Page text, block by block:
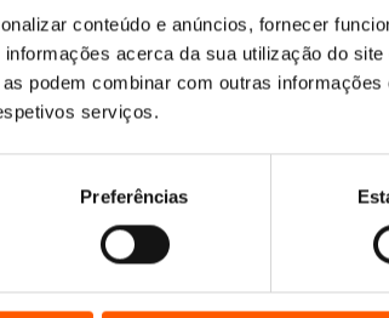
conteúdo e anúncios, fornecer
informações acerca da sua utilização do
podem combinar com outras
serviços.
Preferências